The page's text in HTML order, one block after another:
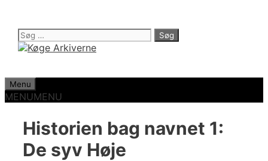
indhold
Søg
efter:
Menu
MENUMENU
Historien bag navnet 1:
De syv Høje